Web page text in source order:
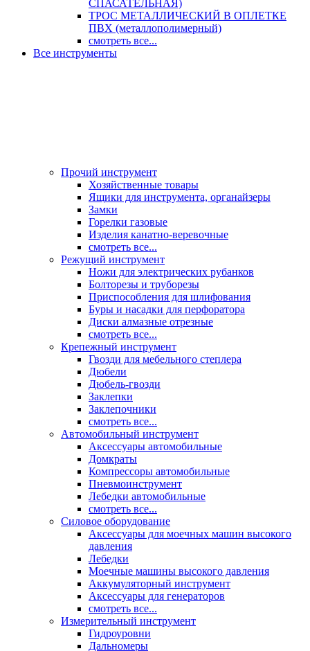
СПАСАТЕЛЬНАЯ)
ТРОС МЕТАЛЛИЧЕСКИЙ В ОПЛЕТКЕ
ПВХ (металлополимерный)
смотреть все...
Все инструменты
Прочий инструмент
Хозяйственные товары
Ящики для инструмента, органайзеры
Замки
Горелки газовые
Изделия канатно-веревочные
смотреть все...
Режущий инструмент
Ножи для электрических рубанков
Болторезы и труборезы
Приспособления для шлифования
Буры и насадки для перфоратора
Диски алмазные отрезные
смотреть все...
Крепежный инструмент
Гвозди для мебельного степлера
Дюбели
Дюбель-гвозди
Заклепки
Заклепочники
смотреть все...
Автомобильный инструмент
Аксессуары автомобильные
Домкраты
Компрессоры автомобильные
Пневмоинструмент
Лебедки автомобильные
смотреть все...
Силовое оборудование
Аксессуары для моечных машин высокого
давления
Лебедки
Моечные машины высокого давления
Аккумуляторный инструмент
Аксессуары для генераторов
смотреть все...
Измерительный инструмент
Гидроуровни
Дальномеры